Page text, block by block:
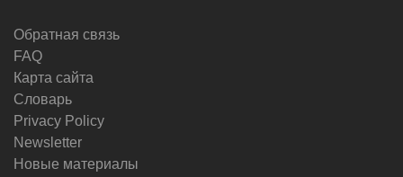
Обратная связь
FAQ
Карта сайта
Словарь
Privacy Policy
Newsletter
Новые материалы